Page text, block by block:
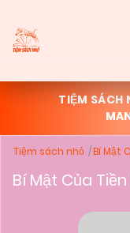
TIỆM SÁCH
Tiệm sách nhỏ Bí Mật
Bí Mật Của